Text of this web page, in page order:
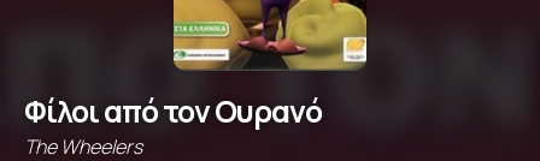
Φίλοι από τον Ουρανό
The Wheelers